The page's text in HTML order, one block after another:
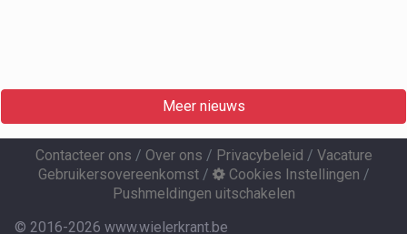
Meer nieuws
Contacteer ons / Over ons / Privacybeleid / Vacature
Gebruikersovereenkomst/ Cookies Instellingen /
Pushmeldingen uitschakelen
© 2016-2026 www.wielerkrant.be